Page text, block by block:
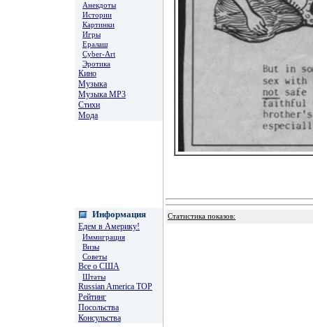
Анекдоты
Истории
Картинки
Игры
Ералаш
Cyber-Art
Эротика
Кино
Музыка
Музыка MP3
Стихи
Мода
Информация
Едем в Америку!
Иммиграция
Визы
Советы
Все о США
Штаты
Russian America TOP
Рейтинг
Посольства
Консульства
Статистика показов: